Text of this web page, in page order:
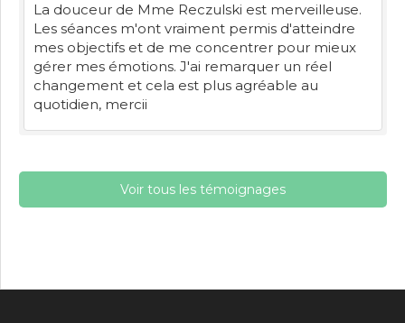
La douceur de Mme Reczulski est merveilleuse.
Les séances m'ont vraiment permis d'atteindre
mes objectifs et de me concentrer pour mieux
gérer mes émotions. J'ai remarquer un réel
changement et cela est plus agréable au
quotidien, mercii
Voir tous les témoignages